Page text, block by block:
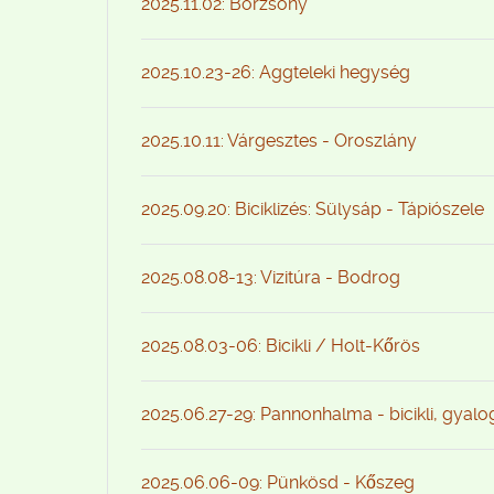
2025.10.23-26: Aggteleki hegység
2025.10.11: Várgesztes - Oroszlány
2025.09.20: Biciklizés: Sülysáp - Tápiószele
2025.08.08-13: Vizitúra - Bodrog
2025.08.03-06: Bicikli / Holt-Kőrös
2025.06.27-29: Pannonhalma - bicikli,
2025.06.06-09: Pünkösd - Kőszeg